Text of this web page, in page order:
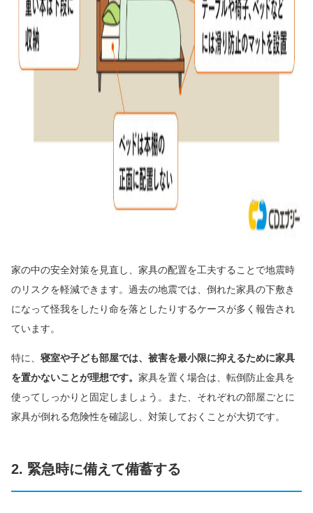
家の中の安全対策を見直し、家具の配置を工夫することで地震時
のリスクを軽減できます。過去の地震では、倒れた家具の下敷き
になって怪我をしたり命を落としたりするケースが多く報告され
ています。
特に、 寝室や子ども部屋では、被害を最小限に抑えるために家具
を置かないことが理想です。 家具を置く場合は、転倒防止金具を
使ってしっかりと固定しましょう。また、それぞれの部屋ごとに
家具が倒れる危険性を確認し、対策しておくことが大切です。
2. 緊急時に備えて備蓄する